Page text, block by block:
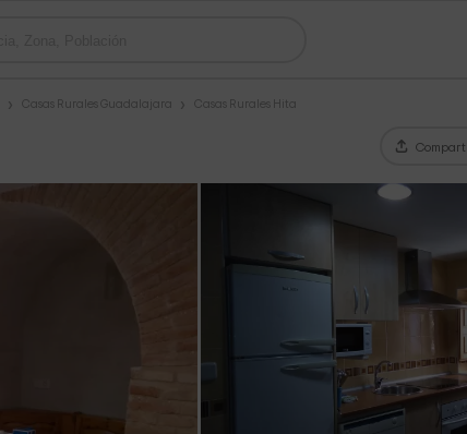
Casas Rurales Guadalajara Casas Rurales Hita